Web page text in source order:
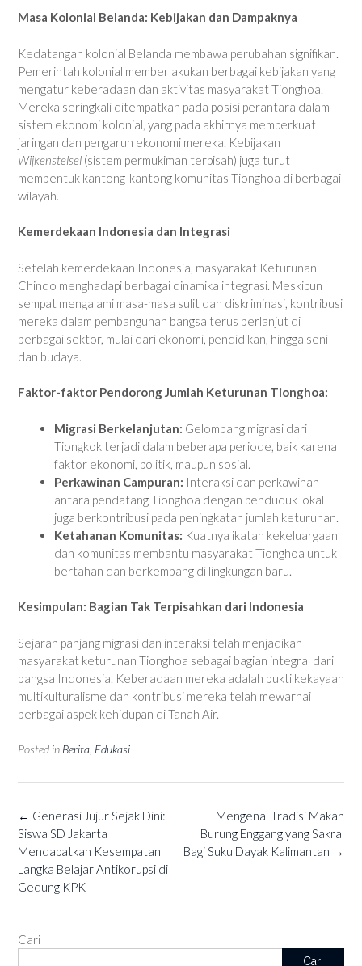
Masa Kolonial Belanda: Kebijakan dan Dampaknya
Kedatangan kolonial Belanda membawa perubahan signifikan.
Pemerintah kolonial memberlakukan berbagai kebijakan yang
mengatur keberadaan dan aktivitas masyarakat Tionghoa.
Mereka seringkali ditempatkan pada posisi perantara dalam
sistem ekonomi kolonial, yang pada akhirnya memperkuat
jaringan dan pengaruh ekonomi mereka. Kebijakan
Wijkenstelsel (sistem permukiman terpisah) juga turut
membentuk kantong-kantong komunitas Tionghoa di berbagai
wilayah.
Kemerdekaan Indonesia dan Integrasi
Setelah kemerdekaan Indonesia, masyarakat Keturunan
Chindo menghadapi berbagai dinamika integrasi. Meskipun
sempat mengalami masa-masa sulit dan diskriminasi, kontribusi
mereka dalam pembangunan bangsa terus berlanjut di
berbagai sektor, mulai dari ekonomi, pendidikan, hingga seni
dan budaya.
Faktor-faktor Pendorong Jumlah Keturunan Tionghoa:
Migrasi Berkelanjutan: Gelombang migrasi dari
Tiongkok terjadi dalam beberapa periode, baik karena
faktor ekonomi, politik, maupun sosial.
Perkawinan Campuran: Interaksi dan perkawinan
antara pendatang Tionghoa dengan penduduk lokal
juga berkontribusi pada peningkatan jumlah keturunan.
Ketahanan Komunitas: Kuatnya ikatan kekeluargaan
dan komunitas membantu masyarakat Tionghoa untuk
bertahan dan berkembang di lingkungan baru.
Kesimpulan: Bagian Tak Terpisahkan dari Indonesia
Sejarah panjang migrasi dan interaksi telah menjadikan
masyarakat keturunan Tionghoa sebagai bagian integral dari
bangsa Indonesia. Keberadaan mereka adalah bukti kekayaan
multikulturalisme dan kontribusi mereka telah mewarnai
berbagai aspek kehidupan di Tanah Air.
Posted in Berita Edukasi
Post
navigation
Mengenal Tradisi Makan
Burung Enggang yang Sakral
Bagi Suku Dayak Kalimantan →
← Generasi Jujur Sejak Dini:
Siswa SD Jakarta
Mendapatkan Kesempatan
Langka Belajar Antikorupsi di
Gedung KPK
Cari
Cari